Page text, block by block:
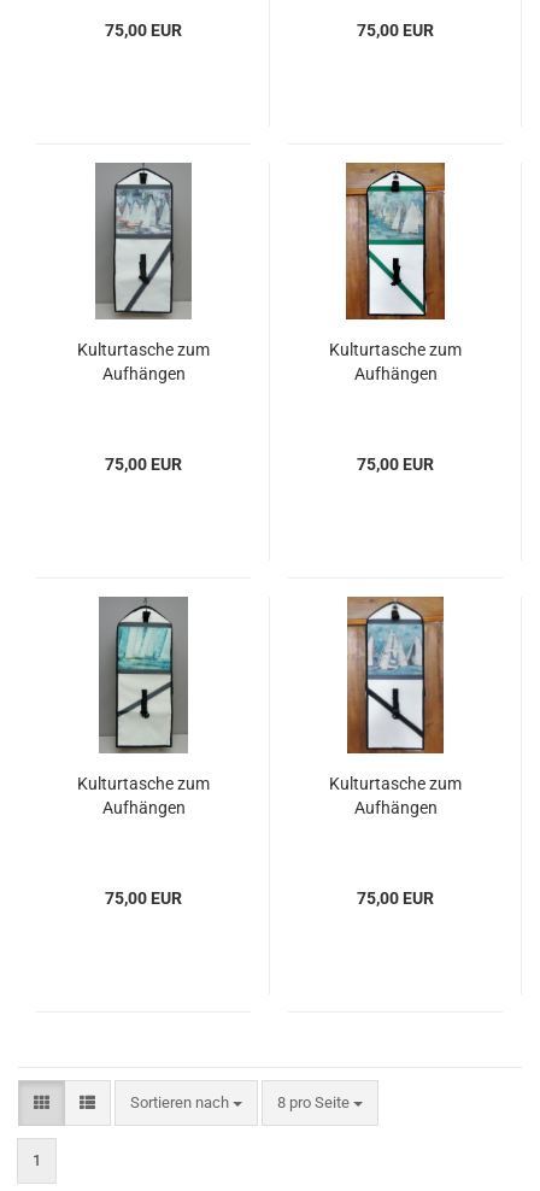
75,00 EUR 75,00 EUR
Kulturtasche zum
Aufhängen
75,00 EUR
Kulturtasche zum
Aufhängen
75,00 EUR
Kulturtasche zum
Aufhängen
75,00 EUR
Kulturtasche zum
Aufhängen
75,00 EUR
Sortieren nach
Sortieren nach 8 pro Seite
pro Seite
1